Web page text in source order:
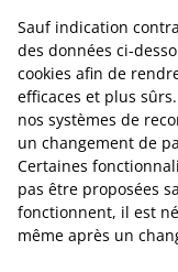
Sauf indication
des données ci-
cookies afin de
efficaces et plus
nos systèmes de
un changement de
Certaines
pas être proposées
fonctionnent, il est
même après un